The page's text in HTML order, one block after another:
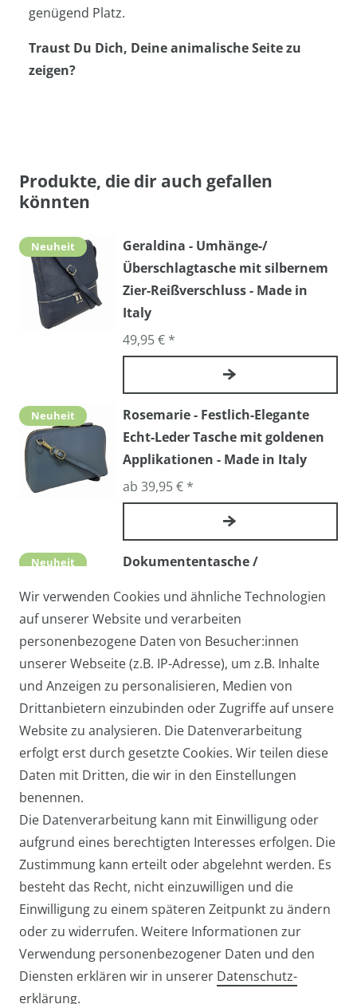
genügend Platz.
Traust Du Dich, Deine animalische Seite zu
zeigen?
Produkte, die dir auch gefallen
könnten
Neuheit
Geraldina - Umhänge-/
Überschlagtasche mit silbernem
Zier-Reißverschluss - Made in
Italy
49,95 € *
Neuheit
Rosemarie - Festlich-Elegante
Echt-Leder Tasche mit goldenen
Applikationen - Made in Italy
ab 39,95 € *
Neuheit
Dokumententasche /
Leder, Made in Italy
109,00 € *
Neuheit
Handy-Umhängetasche TAMRA /
Abendtasche / Cross-Over mit
echtem Stierfell
ab 27,95 € *
Widerrufs­formular
Wir verwenden Cookies und ähnliche Technologien
auf unserer Website und verarbeiten
personenbezogene Daten von Besucher:innen
unserer Webseite (z.B. IP-Adresse), um z.B. Inhalte
und Anzeigen zu personalisieren, Medien von
Drittanbietern einzubinden oder Zugriffe auf unsere
Website zu analysieren. Die Datenverarbeitung
erfolgt erst durch gesetzte Cookies. Wir teilen diese
Daten mit Dritten, die wir in den Einstellungen
benennen.
Die Datenverarbeitung kann mit Einwilligung oder
aufgrund eines berechtigten Interesses erfolgen. Die
Zustimmung kann erteilt oder abgelehnt werden. Es
besteht das Recht, nicht einzuwilligen und die
Einwilligung zu einem späteren Zeitpunkt zu ändern
oder zu widerrufen. Weitere Informationen zur
Verwendung personenbezogener Daten und den
Diensten erklären wir in unserer Daten­schutz­
erklärung.